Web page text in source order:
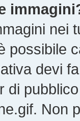
nei
possibile
devi
di
Non